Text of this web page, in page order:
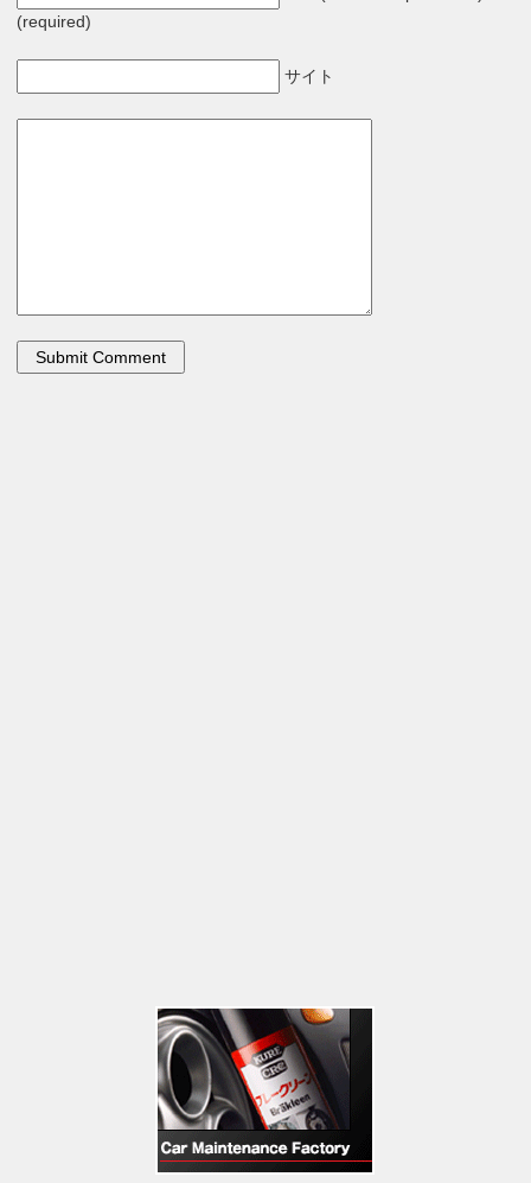
(required)
サイト